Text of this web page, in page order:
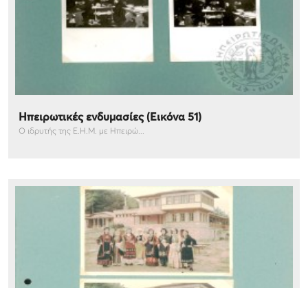
Ηπειρωτικές ενδυμασίες (Εικόνα 51)
Ο ιδρυτής της Ε.Η.Μ. με Ηπειρώ...